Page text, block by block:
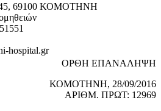
45, 69100 ΚΟΜΟΤΗΝΗ
hospital.gr
ΟΡΘΗ ΕΠΑΝΑΛΗΨΗ
ΚΟΜΟΤΗΝΗ, 28/09/2016
ΑΡΙΘΜ. ΠΡΩΤ: 12969